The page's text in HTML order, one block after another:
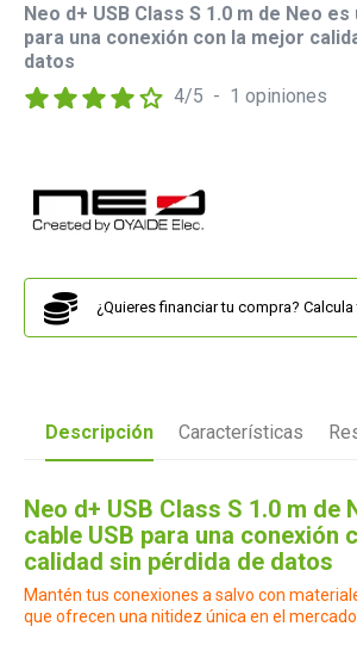
Neo d+ USB Class S 1.0 m de Neo es
para una conexión con la mejor
datos
4/5 - 1 opiniones
¿Quieres financiar tu compra?
Descripción Características
Neo d+ USB Class S 1.0 m de
cable USB para una conexión
calidad sin pérdida de datos
Mantén tus conexiones a salvo con
que ofrecen una nitidez única en el mercado